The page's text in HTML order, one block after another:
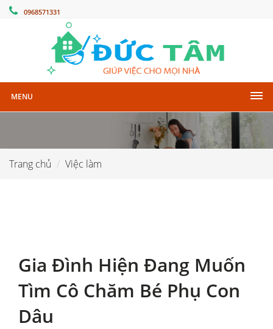
0968571331
MENU
Trang chủ Việc làm
Gia Đình Hiện Đang Muốn
Tìm Cô Chăm Bé Phụ Con
Dâu